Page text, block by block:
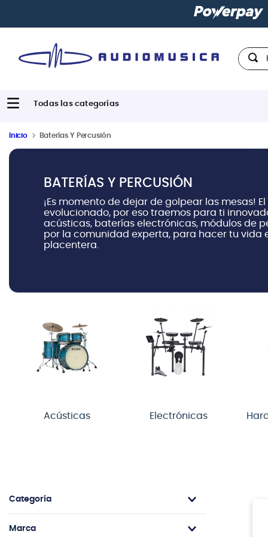
Paga con
Hola,
Inicio Baterías Y Percusión
BATERÍAS Y PERCUSIÓN
¡Es momento de dejar de golpear las mesas!
evolucionado, por eso traemos para ti
acústicas, baterías electrónicas, módulos de
por la comunidad experta, para hacer tu vida
placentera.
Acústicas Electrónicas
Categoría
Marca